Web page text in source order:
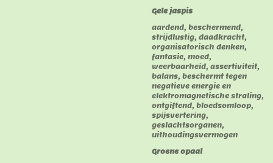
Gele jaspis
aardend, beschermend,
strijdlustig, daadkracht,
organisatorisch denken,
fantasie, moed,
weerbaarheid, assertiviteit,
balans, beschermt tegen
negatieve energie en
elektromagnetische straling,
ontgiftend, bloedsomloop,
spijsvertering,
geslachtsorganen,
uithoudingsvermogen
Groene opaal